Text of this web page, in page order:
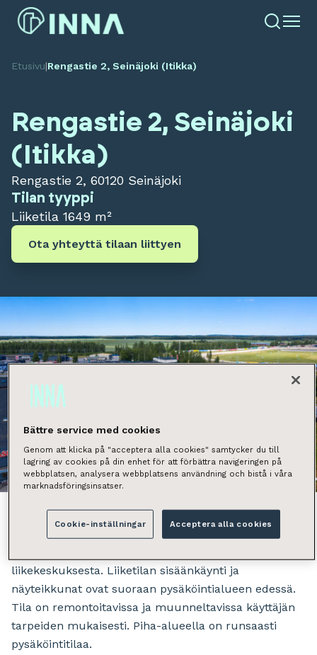
Etusivu|Rengastie 2, Seinäjoki (Itikka)
Rengastie 2, Seinäjoki
(Itikka)
Rengastie 2, 60120 Seinäjoki
Tilan tyyppi
Liiketila 1649 m²
Ota yhteyttä tilaan liittyen
Näytä kaikki kuvat
liikekeskuksesta. Liiketilan sisäänkäynti ja
näyteikkunat ovat suoraan pysäköintialueen edessä.
Tila on remontoitavissa ja muunneltavissa käyttäjän
tarpeiden mukaisesti. Piha-alueella on runsaasti
pysäköintitilaa.
Bättre service med cookies
Genom att klicka på "acceptera alla cookies" samtycker du till
lagring av cookies på din enhet för att förbättra navigeringen på
webbplatsen, analysera webbplatsens användning och bistå i våra
marknadsföringsinsatser.
Cookie-inställningar Acceptera alla cookies